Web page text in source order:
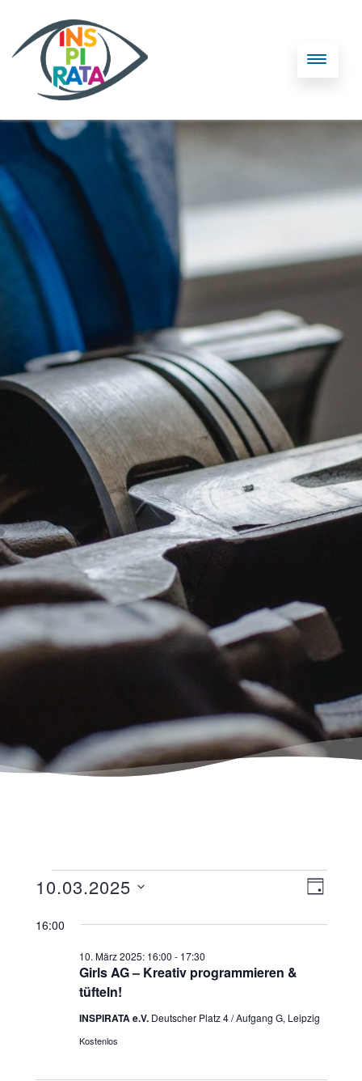
TAG
10.03.2025
wählen.
16:00
Girls AG – Kreativ programmieren &
tüfteln!
10. März 2025: 16:00 - 17:30
INSPIRATA e.V. Deutscher Platz 4 / Aufgang G, Leipzig
Kostenlos